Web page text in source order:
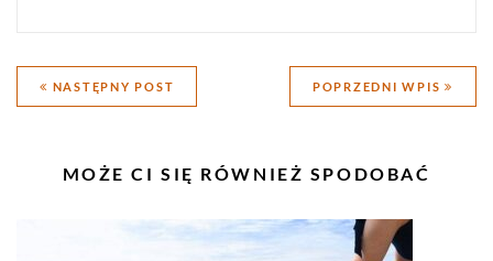
Nawigacja
wpisu
POPRZEDNI WPIS
NASTĘPNY POST
PODOBNE
MOŻE CI SIĘ RÓWNIEŻ SPODOBAĆ